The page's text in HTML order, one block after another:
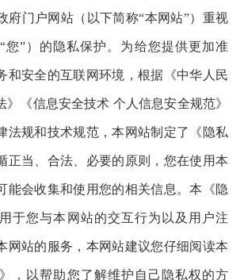
门户网站（以下简称“本网站”）重视
您”）的隐私保护。为给您提供更加准
和安全的互联网环境，根据《中华人民
》《信息安全技术 个人信息安全规范》
法规和技术规范，本网站制定了《隐私
正当、合法、必要的原则，您在使用本
能会收集和使用您的相关信息。本《隐
于您与本网站的交互行为以及用户注
网站的服务，本网站建议您仔细阅读本
，以帮助您了解维护自己隐私权的方